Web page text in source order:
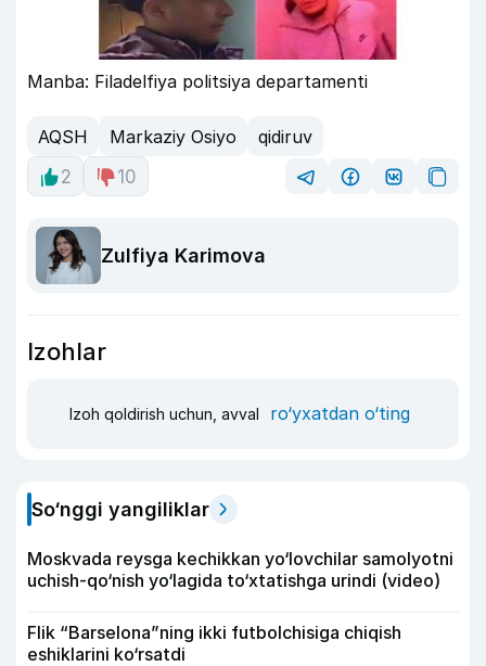
Manba: Filadelfiya politsiya departamenti
AQSH Markaziy Osiyo
qidiruv
2
10
Zulfiya Karimova
Izohlar
Izoh qoldirish uchun, avval ro‘yxatdan o‘ting
So‘nggi yangiliklar
Moskvada reysga kechikkan yo‘lovchilar samolyotni
uchish-qo‘nish yo‘lagida to‘xtatishga urindi (video)
Flik “Barselona”ning ikki futbolchisiga chiqish
eshiklarini ko‘rsatdi